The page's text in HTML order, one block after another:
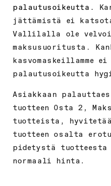
palautusoikeutta.
jättämistä ei
Vallilalla ole
maksusuoritusta.
kasvomaskeillamme
palautusoikeutta
Asiakkaan
tuotteen Osta 2,
tuotteista,
tuotteen osalta
pidetystä tuotteesta
normaali hinta.